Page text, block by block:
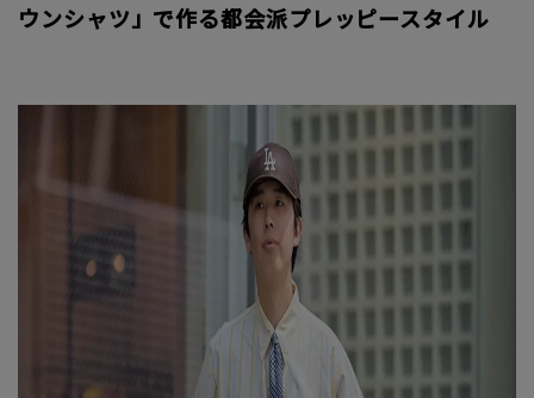
ウンシャツ」で作る都会派プレッピースタイル